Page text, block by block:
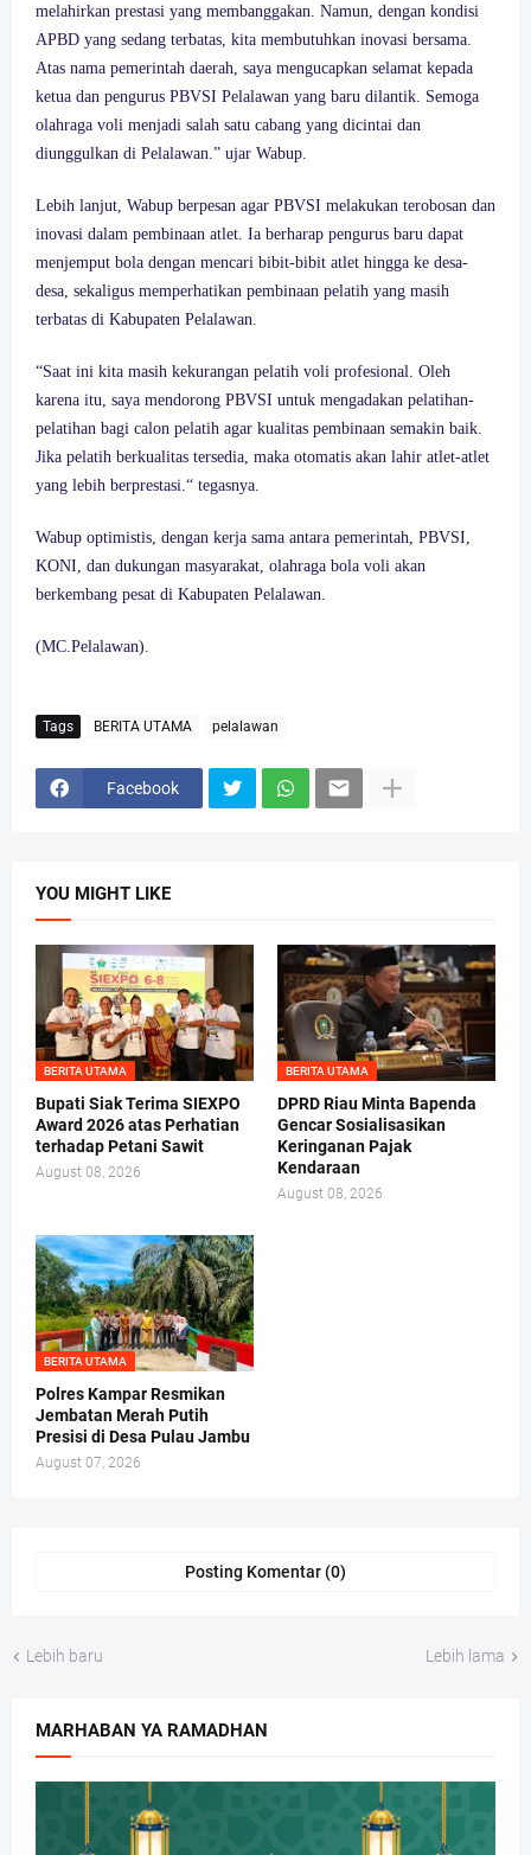
melahirkan prestasi yang membanggakan. Namun, dengan kondisi
APBD yang sedang terbatas, kita membutuhkan inovasi bersama.
Atas nama pemerintah daerah, saya mengucapkan selamat kepada
ketua dan pengurus PBVSI Pelalawan yang baru dilantik. Semoga
olahraga voli menjadi salah satu cabang yang dicintai dan
diunggulkan di Pelalawan.” ujar Wabup.
Lebih lanjut, Wabup berpesan agar PBVSI melakukan terobosan dan
inovasi dalam pembinaan atlet. Ia berharap pengurus baru dapat
menjemput bola dengan mencari bibit-bibit atlet hingga ke desa-
desa, sekaligus memperhatikan pembinaan pelatih yang masih
terbatas di Kabupaten Pelalawan.
“Saat ini kita masih kekurangan pelatih voli profesional. Oleh
karena itu, saya mendorong PBVSI untuk mengadakan pelatihan-
pelatihan bagi calon pelatih agar kualitas pembinaan semakin baik.
Jika pelatih berkualitas tersedia, maka otomatis akan lahir atlet-atlet
yang lebih berprestasi.“ tegasnya.
Wabup optimistis, dengan kerja sama antara pemerintah, PBVSI,
KONI, dan dukungan masyarakat, olahraga bola voli akan
berkembang pesat di Kabupaten Pelalawan.
(MC.Pelalawan).
Tags BERITA UTAMA pelalawan
Facebook
YOU MIGHT LIKE
BERITA UTAMA
Bupati Siak Terima SIEXPO
Award 2026 atas Perhatian
terhadap Petani Sawit
August 08, 2026
BERITA UTAMA
DPRD Riau Minta Bapenda
Gencar Sosialisasikan
Keringanan Pajak
Kendaraan
August 08, 2026
BERITA UTAMA
Polres Kampar Resmikan
Jembatan Merah Putih
Presisi di Desa Pulau Jambu
August 07, 2026
Posting Komentar (0)
Lebih baru Lebih lama
MARHABAN YA RAMADHAN